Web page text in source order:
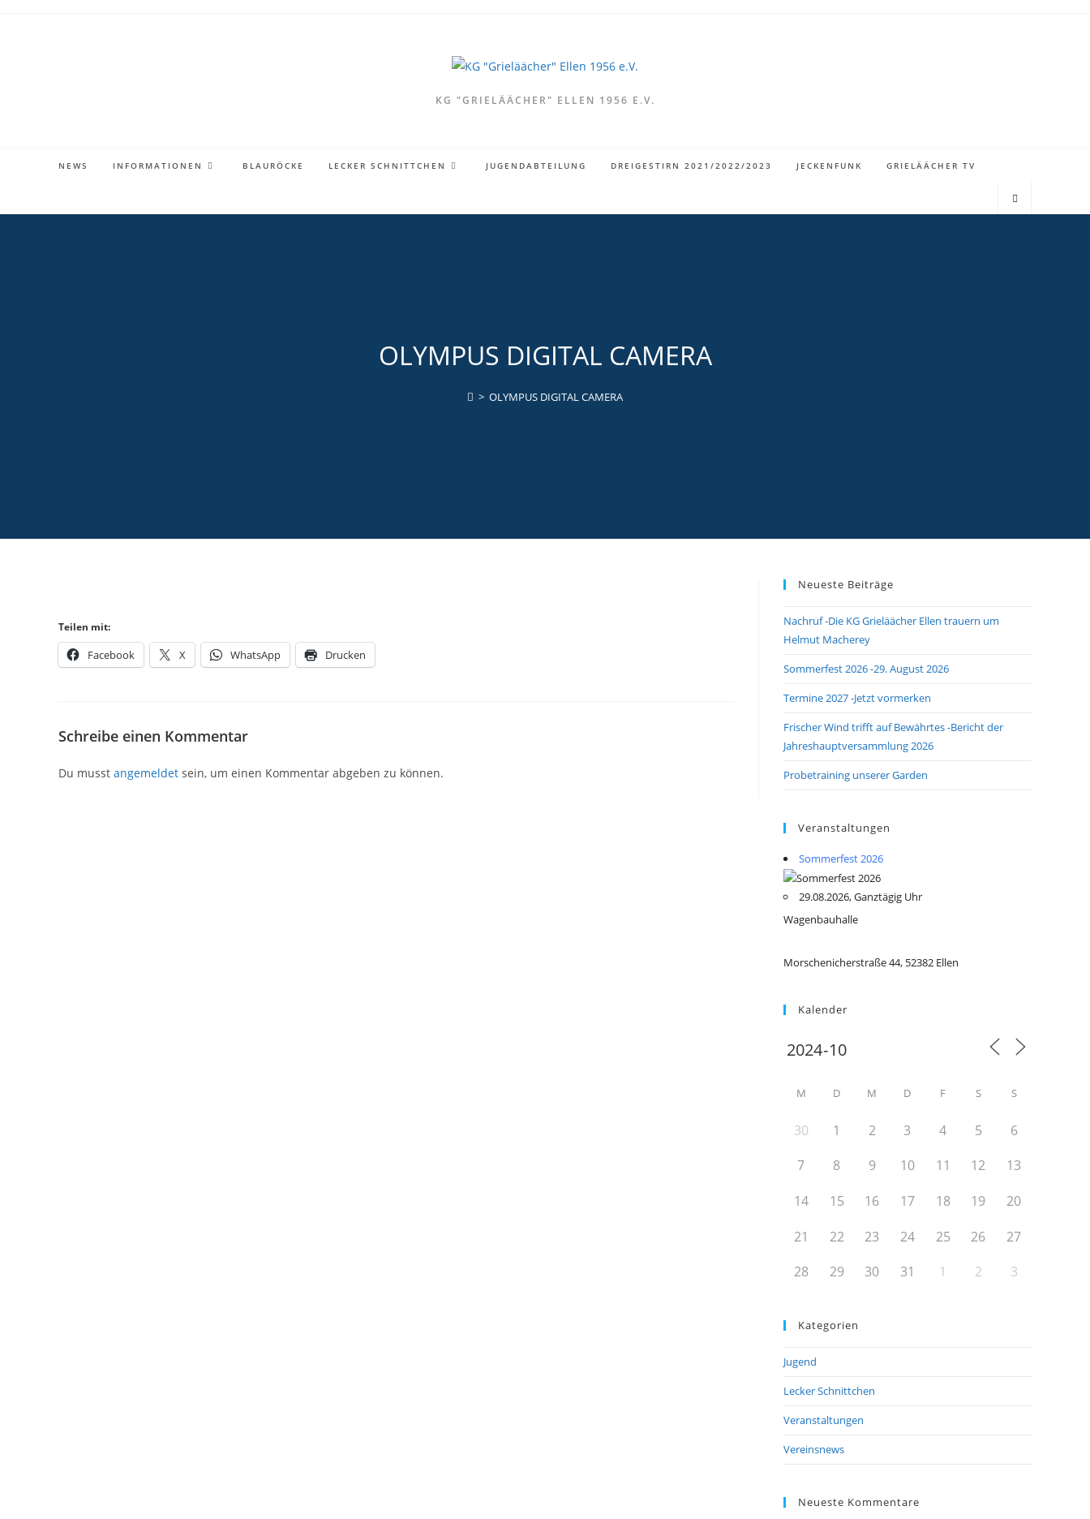
KG "GRIELÄÄCHER" ELLEN 1956 E.V.
NEWS INFORMATIONEN BLAURÖCKE LECKER SCHNITTCHEN JUGENDABTEILUNG DREIGESTIRN 2021/2022/2023 JECKENFUNK GRIELÄÄCHER TV
OLYMPUS DIGITAL CAMERA
> OLYMPUS DIGITAL CAMERA
Teilen mit:
Facebook X WhatsApp Drucken
Schreibe einen Kommentar
Du musst angemeldet sein, um einen Kommentar abgeben zu können.
Neueste Beiträge
Nachruf -Die KG Grieläächer Ellen trauern um
Helmut Macherey
Sommerfest 2026 -29. August 2026
Termine 2027 -Jetzt vormerken
Frischer Wind trifft auf Bewährtes -Bericht der
Jahreshauptversammlung 2026
Probetraining unserer Garden
Veranstaltungen
Sommerfest 2026
29.08.2026, Ganztägig Uhr
Wagenbauhalle
Morschenicherstraße 44, 52382 Ellen
Kalender
M D M D F S S
30 1 2 3 4 5
6
7
8 9 10 11 12
13
14
15 16 17 18 19
20
21
22 23 24 25 26
27
28
29 30 31 1 2 3
Kategorien
Jugend
Lecker Schnittchen
Veranstaltungen
Vereinsnews
Neueste Kommentare